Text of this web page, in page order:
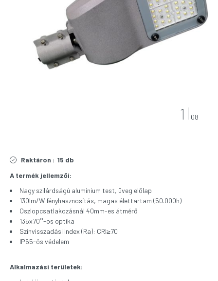
1 08
Raktáron : 15 db
A termék jellemzői:
Nagy szilárdságú alumínium test, üveg előlap
130lm/W fényhasznosítás, magas élettartam (50.000h)
Oszlopcsatlakozásnál 40mm-es átmérő
135x70°-os optika
Színvisszadási index (Ra): CRI≥70
IP65-ös védelem
Alkalmazási területek: